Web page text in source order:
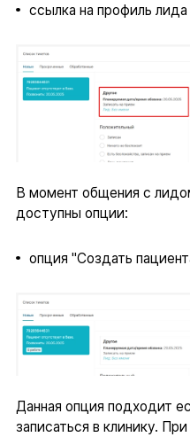
ссылка на профиль
В момент общения с
доступны опции:
опция "Создать
Данная опция подходит
записаться в клинику.